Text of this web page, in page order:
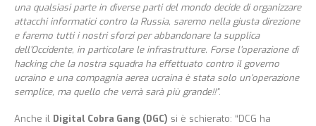
una qualsiasi parte in diverse parti del mondo decide di organizzare
attacchi informatici contro la Russia, saremo nella giusta direzione
e faremo tutti i nostri sforzi per abbandonare la supplica
dell’Occidente, in particolare le infrastrutture. Forse l’operazione di
hacking che la nostra squadra ha effettuato contro il governo
ucraino e una compagnia aerea ucraina è stata solo un’operazione
semplice, ma quello che verrà sarà più grande!!”.
Anche il Digital Cobra Gang (DGC) si è schierato: “DCG ha